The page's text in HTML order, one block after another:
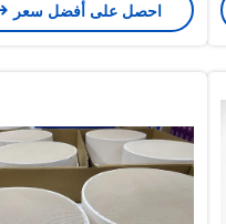
احصل على أفضل سعر